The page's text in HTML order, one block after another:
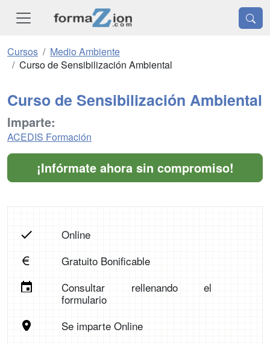
Cursos
Medio Ambiente
Curso de Sensibilización Ambiental
Curso de Sensibilización Ambiental
Imparte:
ACEDIS Formación
¡Infórmate ahora sin compromiso!
Online
Gratuito Bonificable
Consultar rellenando el
formulario
Se imparte Online